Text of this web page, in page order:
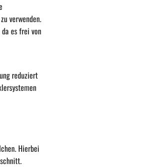
verwenden.
es frei von
reduziert
Hierbei